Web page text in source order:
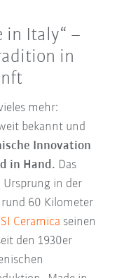
in Italy“ –
in
mehr:
bekannt und
Innovation
in Hand. Das
in der
60 Kilometer
Ceramica seinen
den 1930er